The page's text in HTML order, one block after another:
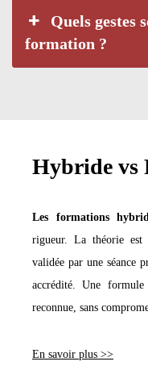
Quels gestes
formation ?
Hybride vs
Les formations
rigueur. La théorie
validée par une séance
accrédité. Une
reconnue, sans
En savoir plus >>